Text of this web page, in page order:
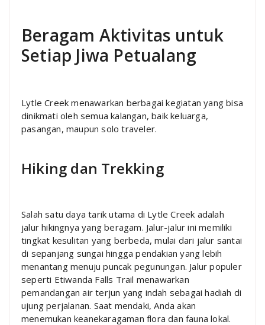
Beragam Aktivitas untuk
Setiap Jiwa Petualang
Lytle Creek menawarkan berbagai kegiatan yang bisa
dinikmati oleh semua kalangan, baik keluarga,
pasangan, maupun solo traveler.
Hiking dan Trekking
Salah satu daya tarik utama di Lytle Creek adalah
jalur hikingnya yang beragam. Jalur-jalur ini memiliki
tingkat kesulitan yang berbeda, mulai dari jalur santai
di sepanjang sungai hingga pendakian yang lebih
menantang menuju puncak pegunungan. Jalur populer
seperti Etiwanda Falls Trail menawarkan
pemandangan air terjun yang indah sebagai hadiah di
ujung perjalanan. Saat mendaki, Anda akan
menemukan keanekaragaman flora dan fauna lokal.